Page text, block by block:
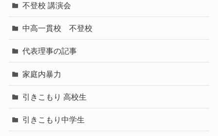
不登校 講演会
中高一貫校 不登校
代表理事の記事
家庭内暴力
引きこもり 高校生
引きこもり中学生